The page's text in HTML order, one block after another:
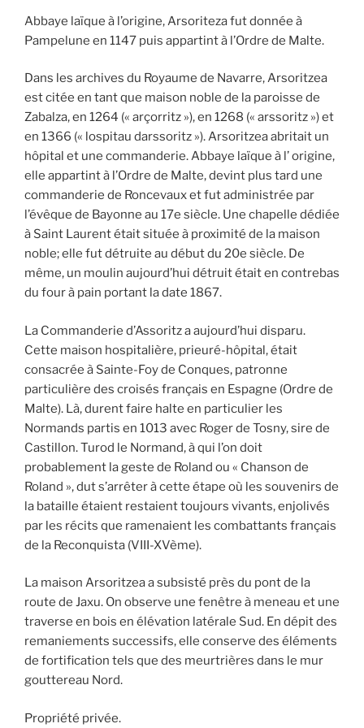
Abbaye laïque à l’origine, Arsoriteza fut donnée à
Pampelune en 1147 puis appartint à l’Ordre de Malte.
Dans les archives du Royaume de Navarre, Arsoritzea
est citée en tant que maison noble de la paroisse de
Zabalza, en 1264 (« arçorritz »), en 1268 (« arssoritz ») et
en 1366 (« lospitau darssoritz »). Arsoritzea abritait un
hôpital et une commanderie. Abbaye laïque à l’ origine,
elle appartint à l’Ordre de Malte, devint plus tard une
commanderie de Roncevaux et fut administrée par
l’évêque de Bayonne au 17e siècle. Une chapelle dédiée
à Saint Laurent était située à proximité de la maison
noble; elle fut détruite au début du 20e siècle. De
même, un moulin aujourd’hui détruit était en contrebas
du four à pain portant la date 1867.
La Commanderie d’Assoritz a aujourd’hui disparu.
Cette maison hospitalière, prieuré-hôpital, était
consacrée à Sainte-Foy de Conques, patronne
particulière des croisés français en Espagne (Ordre de
Malte). Là, durent faire halte en particulier les
Normands partis en 1013 avec Roger de Tosny, sire de
Castillon. Turod le Normand, à qui l’on doit
probablement la geste de Roland ou « Chanson de
Roland », dut s’arrêter à cette étape où les souvenirs de
la bataille étaient restaient toujours vivants, enjolivés
par les récits que ramenaient les combattants français
de la Reconquista (VIII-XVème).
La maison Arsoritzea a subsisté près du pont de la
route de Jaxu. On observe une fenêtre à meneau et une
traverse en bois en élévation latérale Sud. En dépit des
remaniements successifs, elle conserve des éléments
de fortification tels que des meurtrières dans le mur
gouttereau Nord.
Propriété privée.